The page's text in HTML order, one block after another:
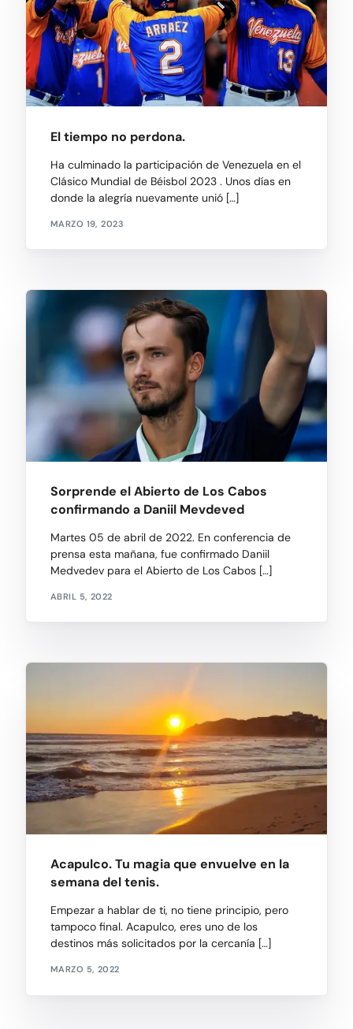
El tiempo no perdona.
Ha culminado la participación de Venezuela en el
Clásico Mundial de Béisbol 2023 . Unos días en
donde la alegría nuevamente unió […]
MARZO 19, 2023
Sorprende el Abierto de Los Cabos
confirmando a Daniil Mevdeved
Martes 05 de abril de 2022. En conferencia de
prensa esta mañana, fue confirmado Daniil
Medvedev para el Abierto de Los Cabos […]
ABRIL 5, 2022
Acapulco. Tu magia que envuelve en la
semana del tenis.
Empezar a hablar de ti, no tiene principio, pero
tampoco final. Acapulco, eres uno de los
destinos más solicitados por la cercanía […]
MARZO 5, 2022